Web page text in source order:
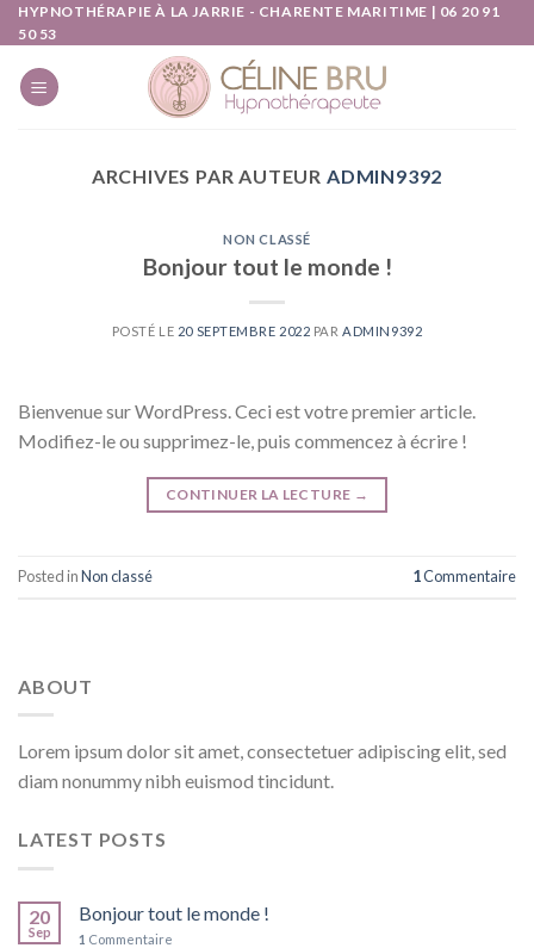
Skip
to
content
HYPNOTHÉRAPIE À LA JARRIE - CHARENTE MARITIME | 06 20 91
50 53
ARCHIVES PAR AUTEUR ADMIN9392
NON CLASSÉ
Bonjour tout le monde !
POSTÉ LE 20 SEPTEMBRE 2022 PAR ADMIN9392
Bienvenue sur WordPress. Ceci est votre premier article.
Modifiez-le ou supprimez-le, puis commencez à écrire !
CONTINUER LA LECTURE →
Posted inNon classé 1Commentaire
ABOUT
Lorem ipsum dolor sit amet, consectetuer adipiscing elit, sed
diam nonummy nibh euismod tincidunt.
LATEST POSTS
20
Sep
Bonjour tout le monde !
1 Commentaire